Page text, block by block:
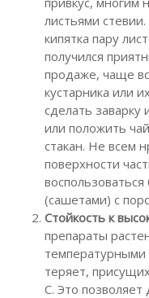
листьями
кипятка пару
получился
продаже, чаще
кустарника или
сделать заварку
или положить
стакан. Не всем
поверхности
(сашетами) с
Стойкость к
препараты
температурными
теряет,
C. Это